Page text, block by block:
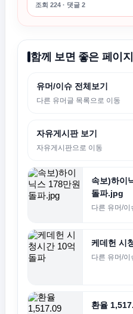
조회 224 · 댓글 2
함께 보면 좋은 페이지
유머/이슈 전체보기
다른 유머글 목록으로 이동
자유게시판 보기
자유게시판으로 이동
속보)하이
돌파.jpg
다른 유머/이
케데헌 시
다른 유머/이
환율